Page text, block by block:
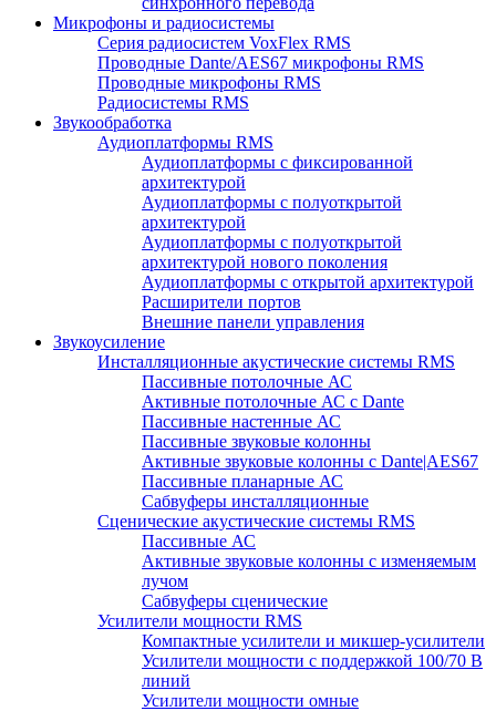
Микрофоны и радиосистемы
Серия радиосистем VoxFlex RMS
Проводные Dante/AES67 микрофоны RMS
Проводные микрофоны RMS
Радиосистемы RMS
Звукообработка
Аудиоплатформы RMS
Аудиоплатформы с фиксированной
архитектурой
Аудиоплатформы с полуоткрытой
архитектурой
Аудиоплатформы с полуоткрытой
архитектурой нового поколения
Аудиоплатформы с открытой архитектурой
Расширители портов
Внешние панели управления
Звукоусиление
Инсталляционные акустические системы RMS
Пассивные потолочные АС
Активные потолочные АС с Dante
Пассивные настенные АС
Пассивные звуковые колонны
Активные звуковые колонны с Dante|AES67
Пассивные планарные АС
Сабвуферы инсталляционные
Сценические акустические системы RMS
Пассивные АС
Активные звуковые колонны с изменяемым
лучом
Сабвуферы сценические
Усилители мощности RMS
Компактные усилители и микшер-усилители
Усилители мощности с поддержкой 100/70 В
линий
Усилители мощности омные